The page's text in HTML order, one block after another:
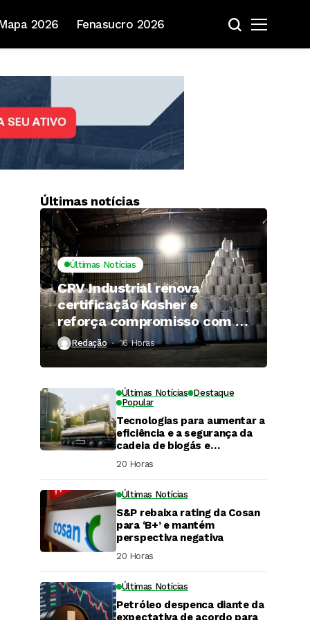
2026 Fenasucro 2026
Últimas notícias
Últimas Notícias
CRV Industrial renova
certificação Kosher e
reforça compromisso com a
qualidade
Redação 16 Horas ⁮
Últimas Notícias Destaque
Popular
Tecnologias para aumentar a
eficiência e a segurança da
cadeia de biogás e
biometano são destaque em
Fórum do setor
20 Horas ⁮
Últimas Notícias
S&P rebaixa rating da Cosan
para ‘B+’ e mantém
perspectiva negativa
20 Horas ⁮
Últimas Notícias
Petróleo despenca diante da
expectativa de acordo para
DaCana Cast
Fenasucro 2026